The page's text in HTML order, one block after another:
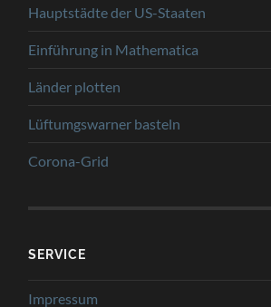
Hauptstädte der US-Staaten
Einführung in Mathematica
Länder plotten
Lüftumgswarner basteln
Corona-Grid
SERVICE
Impressum